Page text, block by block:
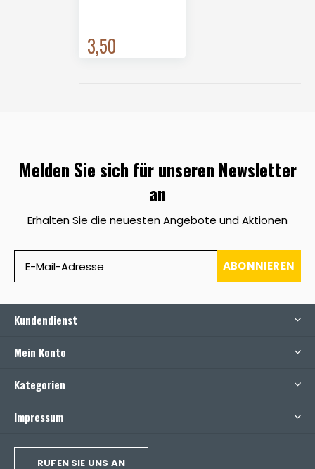
3,50
Melden Sie sich für unseren Newsletter
an
Erhalten Sie die neuesten Angebote und Aktionen
ABONNIEREN
Kundendienst
Mein Konto
Kategorien
Impressum
RUFEN SIE UNS AN